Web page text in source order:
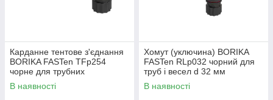
Карданне тентове з'єднання
BORIKA FASTen TFp254
чорне для трубних
конструкцій d 22 і 32 мм
(01.15.013.01.01)
В наявності
Хомут (уключина) BORIKA
FASTen RLp032 чорний для
труб і весел d 32 мм
(01.15.011.01.01)
В наявності